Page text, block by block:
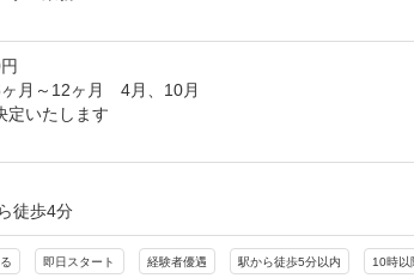
月～12ヶ月　4月、10月
定いたします
徒歩4分
即日スタート 経験者優遇 駅から徒歩5分以内 10時以